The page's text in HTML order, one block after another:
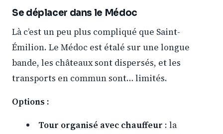
Se déplacer dans le Médoc
Là c’est un peu plus compliqué que Saint-
Émilion. Le Médoc est étalé sur une longue
bande, les châteaux sont dispersés, et les
transports en commun sont… limités.
Options :
Tour organisé avec chauffeur : la